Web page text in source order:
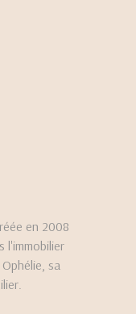
en 2008
l'immobilier
sa